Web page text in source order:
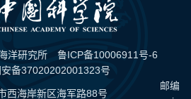
洋研究所 鲁ICP备10006911号-6
备37020202001323号
西海岸新区海军路88号
邮编